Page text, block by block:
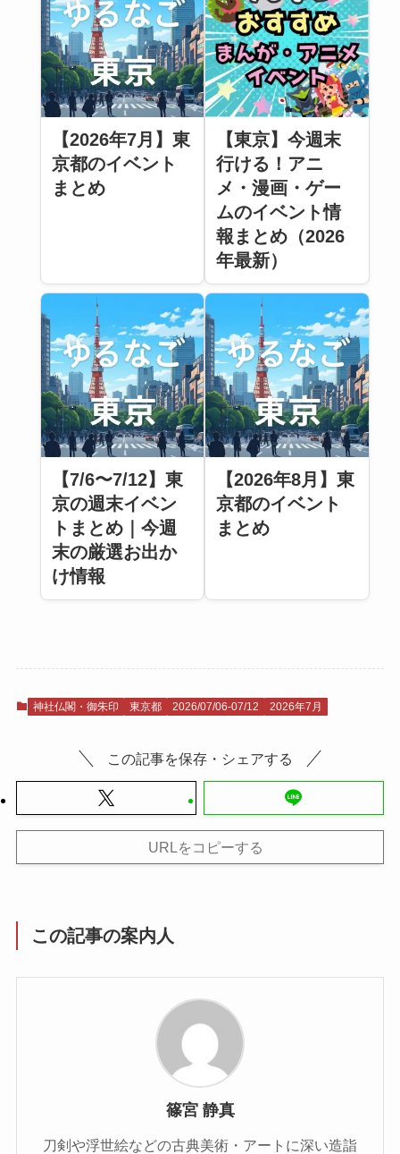
【2026年7月】東
京都のイベント
まとめ
【東京】今週末
行ける！アニ
メ・漫画・ゲー
ムのイベント情
報まとめ（2026
年最新）
【7/6〜7/12】東
京の週末イベン
トまとめ｜今週
末の厳選お出か
け情報
【2026年8月】東
京都のイベント
まとめ
神社仏閣・御朱印 東京都 2026/07/06-07/12 2026年7月
この記事を保存・シェアする
URLをコピーする
この記事の案内人
篠宮 静真
刀剣や浮世絵などの古典美術・アートに深い造詣